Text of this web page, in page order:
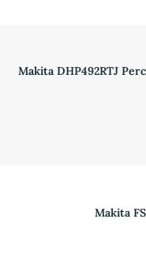
Makita DHP492RTJ
Makita